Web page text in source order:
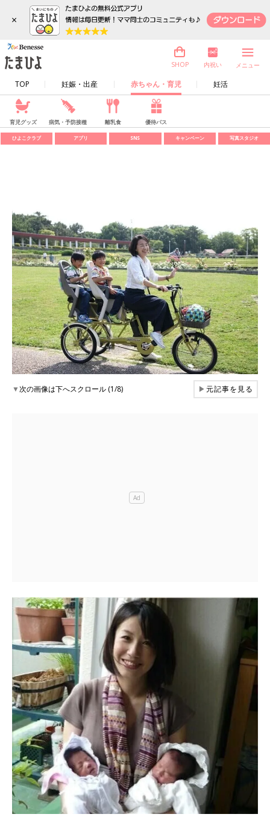
×
TOP 妊娠・出産 赤ちゃん・育児 妊活
SHOP 内祝い メニュー
育児グッズ 病気・予防接種 離乳食 優待パス
ひよこクラブ アプリ SNS キャンペーン 写真スタジオ
▼次の画像は下へスクロール (1/8) ▶元記事を見る